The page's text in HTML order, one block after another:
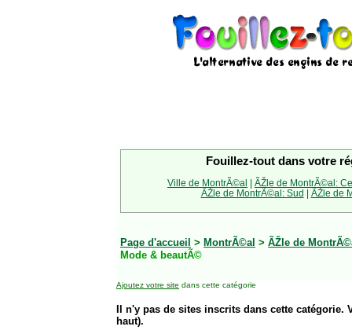
Fouillez-tout dans votre
Ville de MontrÃ©al | ÃŽle de MontrÃ©al:
ÃŽle de MontrÃ©al: Sud | ÃŽle de
Page d'accueil > MontrÃ©al > ÃŽle de
Mode & beautÃ©
Ajoutez votre site dans cette catégorie
Il n'y pas de sites inscrits dans cette
haut).